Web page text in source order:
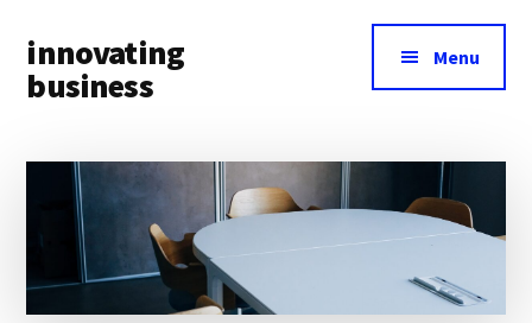
main
content
primary
sidebar
menu
innovating
business
business
innovation
à
portée
Menu